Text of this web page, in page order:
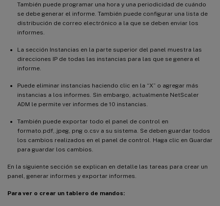
También puede programar una hora y una periodicidad de cuándo
se debe generar el informe. También puede configurar una lista de
distribución de correo electrónico a la que se deben enviar los
informes.
La sección Instancias en la parte superior del panel muestra las
direcciones IP de todas las instancias para las que se genera el
informe.
Puede eliminar instancias haciendo clic en la “X” o agregar más
instancias a los informes. Sin embargo, actualmente NetScaler
ADM le permite ver informes de 10 instancias.
También puede exportar todo el panel de control en
formato.pdf,.jpeg, png o.csv a su sistema. Se deben guardar todos
los cambios realizados en el panel de control. Haga clic en Guardar
para guardar los cambios.
En la siguiente sección se explican en detalle las tareas para crear un
panel, generar informes y exportar informes.
Para ver o crear un tablero de mandos: